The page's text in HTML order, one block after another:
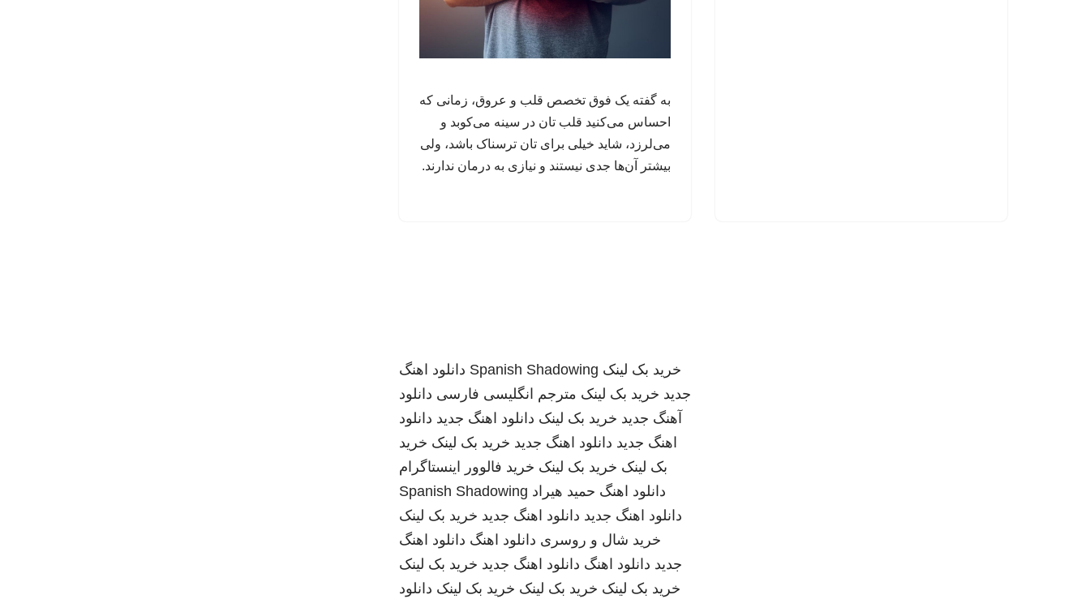
به گفته یک فوق تخصص قلب و عروق، زمانی‌ که
احساس می‌کنید قلب تان در سینه می‌کوبد و
می‌لرزد، شاید خیلی برای تان ترسناک باشد، ولی
بیشتر آن‌ها جدی نیستند و نیازی به درمان ندارند.
خرید بک لینک Spanish Shadowing دانلود اهنگ
جدید خرید بک لینک مترجم انگلیسی فارسی دانلود
آهنگ جدید خرید بک لینک دانلود اهنگ جدید دانلود
اهنگ جدید دانلود اهنگ جدید خرید بک لینک خرید
بک لینک خرید بک لینک خرید فالوور اینستاگرام
دانلود اهنگ حمید هیراد Spanish Shadowing
دانلود اهنگ جدید دانلود اهنگ جدید خرید بک لینک
خرید شال و روسری دانلود اهنگ دانلود اهنگ
جدید دانلود اهنگ دانلود اهنگ جدید خرید بک لینک
خرید بک لینک خرید بک لینک خرید بک لینک دانلود